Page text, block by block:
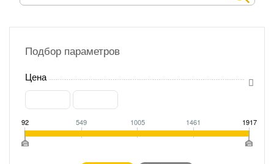
Подбор параметров
Цена
92 549 1005 1461 1917